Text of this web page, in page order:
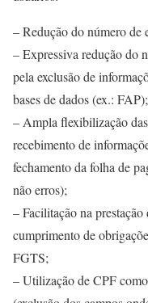
– Redução do número de
– Expressiva redução do
pela exclusão de
bases de dados (ex.: FAP);
– Ampla flexibilização
recebimento de
fechamento da folha de
não erros);
– Facilitação na
cumprimento de
FGTS;
– Utilização de CPF